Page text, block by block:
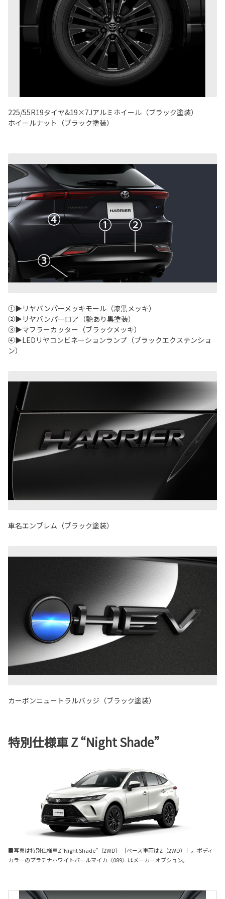
225/55R19タイヤ&19×7Jアルミホイール（ブラック塗装）
ホイールナット（ブラック塗装）
①▶リヤバンパーメッキモール（漆黒メッキ）
②▶リヤバンパーロア（艶あり黒塗装）
③▶マフラーカッター（ブラックメッキ）
④▶LEDリヤコンビネーションランプ（ブラックエクステンショ
ン）
車名エンブレム（ブラック塗装）
カーボンニュートラルバッジ（ブラック塗装）
特別仕様車 Z “Night Shade”
■写真は特別仕様車Z“Night Shade”（2WD）［ベース車両はZ（2WD）］。ボディ
カラーのプラチナホワイトパールマイカ〈089〉はメーカーオプション。